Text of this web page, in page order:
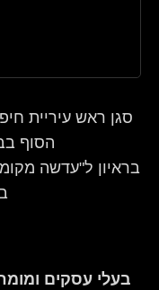
סגן ראש עיריית
הסוף
בראיון ל"עדשה
בעלי עסקים